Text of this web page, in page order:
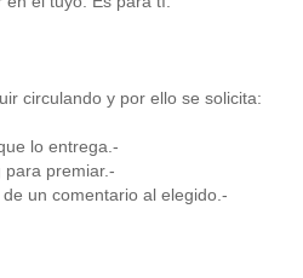
circulando y por ello se solicita:
lo entrega.-
para premiar.-
un comentario al elegido.-